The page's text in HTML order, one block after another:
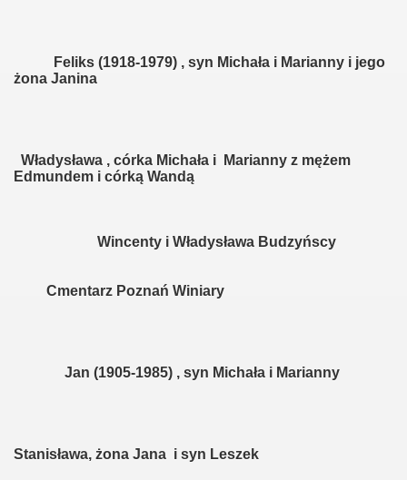
Feliks (1918-1979) , syn Michała i Marianny i jego
żona Janina
Władysława , córka Michała i Marianny z mężem
Edmundem i córką Wandą
Wincenty i Władysława Budzyńscy
Cmentarz Poznań Winiary
Jan (1905-1985) , syn Michała i Marianny
Stanisława, żona Jana i syn Leszek